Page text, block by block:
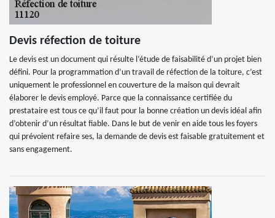
Devis réfection de toiture
Le devis est un document qui résulte l’étude de faisabilité d’un projet bien
défini. Pour la programmation d’un travail de réfection de la toiture, c’est
uniquement le professionnel en couverture de la maison qui devrait
élaborer le devis employé. Parce que la connaissance certifiée du
prestataire est tous ce qu’il faut pour la bonne création un devis idéal afin
d’obtenir d’un résultat fiable. Dans le but de venir en aide tous les foyers
qui prévoient refaire ses, la demande de devis est faisable gratuitement et
sans engagement.